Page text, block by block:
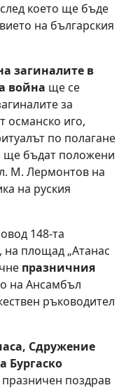
което ще бъде
на българския
загиналите в
война ще се
за
османско иго,
по полагане
ще бъдат положени
М. Лермонтов на
на руския
148-та
площад „Атанас
празничния
на Ансамбъл
ръководител
Сдружение
Бургаско
празничен поздрав